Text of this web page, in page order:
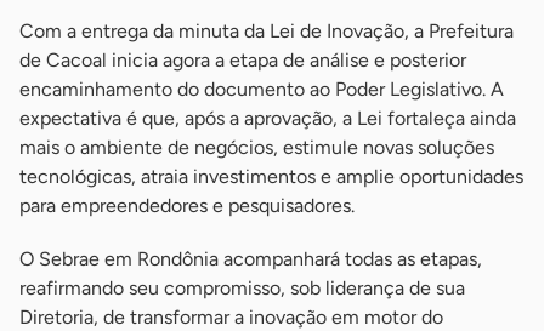
Com a entrega da minuta da Lei de Inovação, a Prefeitura
de Cacoal inicia agora a etapa de análise e posterior
encaminhamento do documento ao Poder Legislativo. A
expectativa é que, após a aprovação, a Lei fortaleça ainda
mais o ambiente de negócios, estimule novas soluções
tecnológicas, atraia investimentos e amplie oportunidades
para empreendedores e pesquisadores.
O Sebrae em Rondônia acompanhará todas as etapas,
reafirmando seu compromisso, sob liderança de sua
Diretoria, de transformar a inovação em motor do